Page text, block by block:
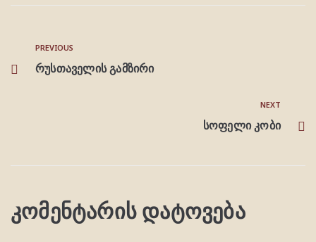
PREVIOUS
რუსთაველის გამზირი
NEXT
სოფელი კობი
კომენტარის დატოვება